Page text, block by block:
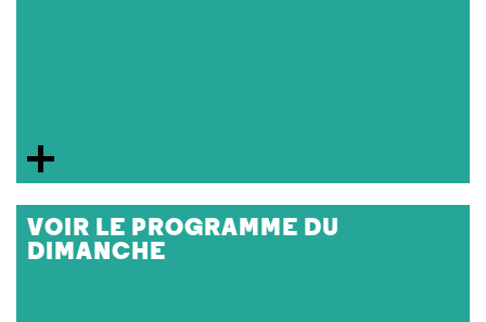
VOIR LE PROGRAMME DU
DIMANCHE